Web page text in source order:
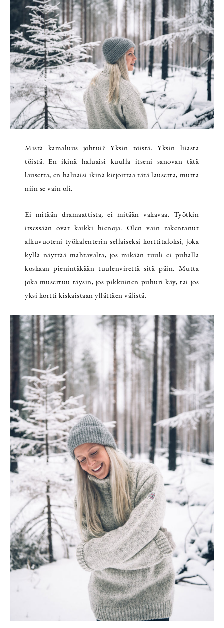
Mistä kamaluus johtui? Yksin töistä. Yksin liiasta
töistä. En ikinä haluaisi kuulla itseni sanovan tätä
lausetta, en haluaisi ikinä kirjoittaa tätä lausetta, mutta
niin se vain oli.
Ei mitään dramaattista, ei mitään vakavaa. Työtkin
itsessään ovat kaikki hienoja. Olen vain rakentanut
alkuvuoteni työkalenterin sellaiseksi korttitaloksi, joka
kyllä näyttää mahtavalta, jos mikään tuuli ei puhalla
koskaan pienintäkään tuulenvirettä sitä päin. Mutta
joka musertuu täysin, jos pikkuinen puhuri käy, tai jos
yksi kortti kiskaistaan yllättäen välistä.